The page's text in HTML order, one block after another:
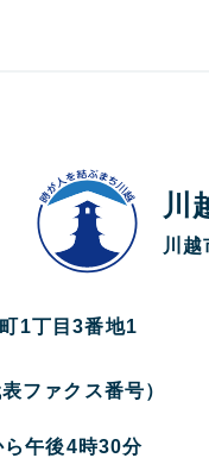
川
川
1丁目3番地1
ファクス番号）
午後4時30分